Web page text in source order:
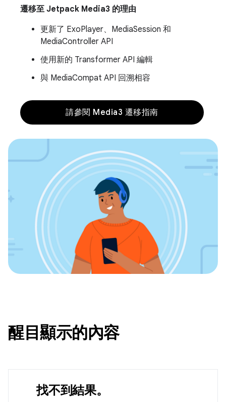
遷移至 Jetpack Media3 的理由
更新了 ExoPlayer、MediaSession 和
MediaController API
使用新的 Transformer API 編輯
與 MediaCompat API 回溯相容
請參閱 Media3 遷移指南
醒目顯示的內容
找不到結果。